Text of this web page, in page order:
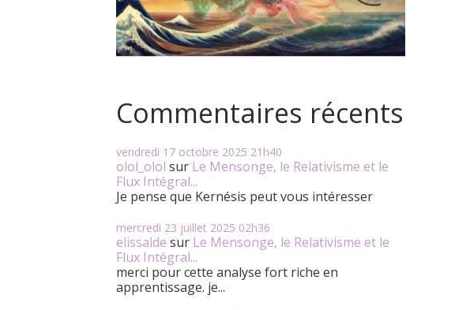
Commentaires récents
vendredi 17 octobre 2025 21h40
olol_olol sur Le Mensonge, le Relativisme et le
Flux Intégral...
Je pense que Kernésis peut vous intéresser
mercredi 23 juillet 2025 02h36
elissalde sur Le Mensonge, le Relativisme et le
Flux Intégral...
merci pour cette analyse fort riche en
apprentissage. je...